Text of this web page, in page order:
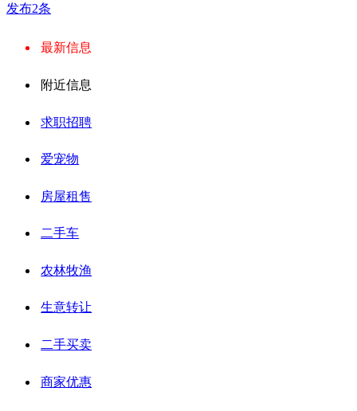
发布2条
最新信息
附近信息
求职招聘
爱宠物
房屋租售
二手车
农林牧渔
生意转让
二手买卖
商家优惠